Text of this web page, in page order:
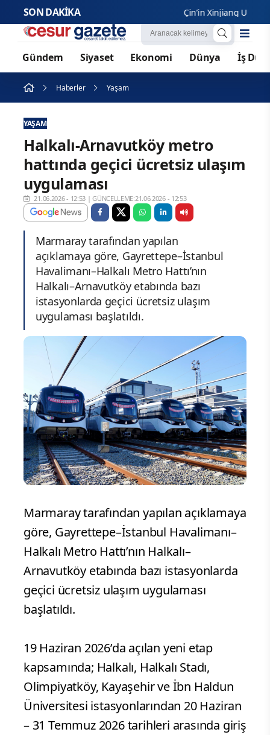
SON DAKİKA Çin’in Xinjiang Uygur
Gündem Siyaset Ekonomi Dünya İş
Haberler Yaşam
YAŞAM
Halkalı-Arnavutköy metro
hattında geçici ücretsiz ulaşım
uygulaması
21.06.2026 - 12:53 |GÜNCELLEME:21.06.2026 - 12:53
Marmaray tarafından yapılan
açıklamaya göre, Gayrettepe–İstanbul
Havalimanı–Halkalı Metro Hattı’nın
Halkalı–Arnavutköy etabında bazı
istasyonlarda geçici ücretsiz ulaşım
uygulaması başlatıldı.
Marmaray tarafından yapılan açıklamaya
göre, Gayrettepe–İstanbul Havalimanı–
Halkalı Metro Hattı’nın Halkalı–
Arnavutköy etabında bazı istasyonlarda
geçici ücretsiz ulaşım uygulaması
başlatıldı.
19 Haziran 2026’da açılan yeni etap
kapsamında; Halkalı, Halkalı Stadı,
Olimpiyatköy, Kayaşehir ve İbn Haldun
Üniversitesi istasyonlarından 20 Haziran
– 31 Temmuz 2026 tarihleri arasında giriş